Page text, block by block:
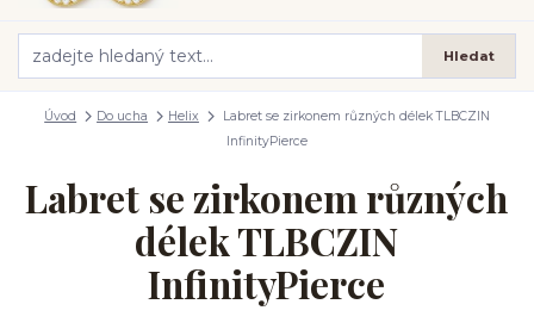
Hledat
Úvod Do ucha Helix
Labret se zirkonem různých délek TLBCZIN
InfinityPierce
Labret se zirkonem různých
délek TLBCZIN
InfinityPierce